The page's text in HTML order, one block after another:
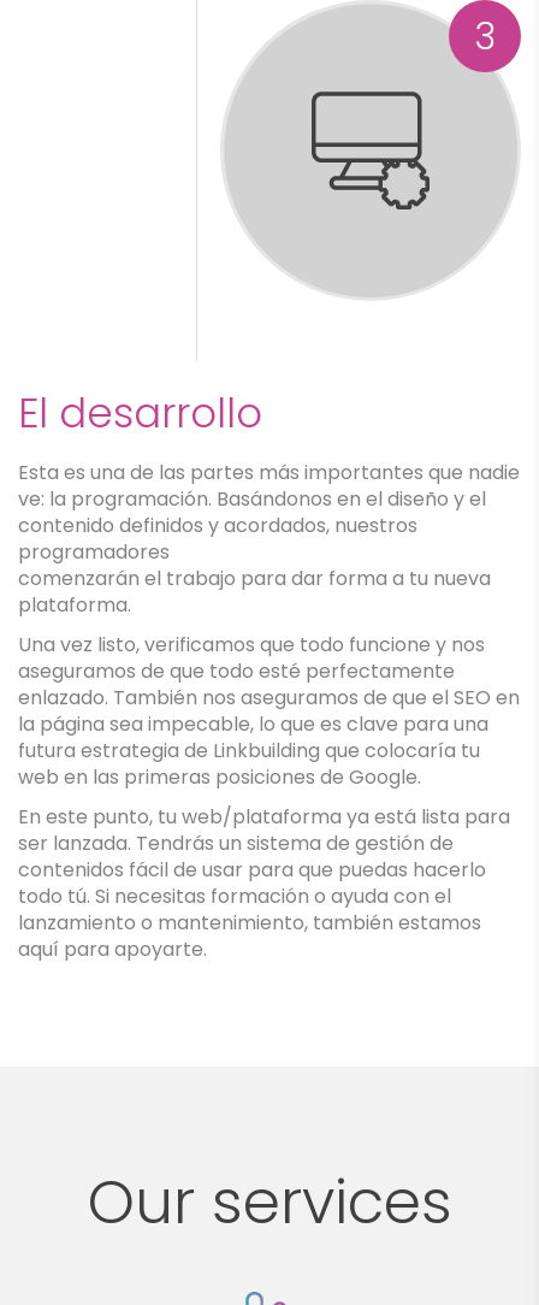
3
El desarrollo
Esta es una de las partes más importantes que nadie
ve: la programación. Basándonos en el diseño y el
contenido definidos y acordados, nuestros
programadores
comenzarán el trabajo para dar forma a tu nueva
plataforma.
Una vez listo, verificamos que todo funcione y nos
aseguramos de que todo esté perfectamente
enlazado. También nos aseguramos de que el SEO en
la página sea impecable, lo que es clave para una
futura estrategia de Linkbuilding que colocaría tu
web en las primeras posiciones de Google.
En este punto, tu web/plataforma ya está lista para
ser lanzada. Tendrás un sistema de gestión de
contenidos fácil de usar para que puedas hacerlo
todo tú. Si necesitas formación o ayuda con el
lanzamiento o mantenimiento, también estamos
aquí para apoyarte.
Our services